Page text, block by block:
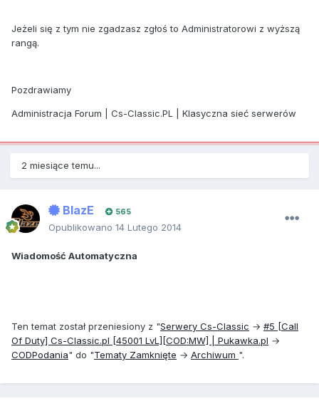
Jeżeli się z tym nie zgadzasz zgłoś to Administratorowi z wyższą
rangą.
Pozdrawiamy
Administracja Forum | Cs-Classic.PL | Klasyczna sieć serwerów
2 miesiące temu...
BlazE 565
Opublikowano 14 Lutego 2014
Wiadomość Automatyczna
Ten temat został przeniesiony z "Serwery Cs-Classic → #5 [Call
Of Duty] Cs-Classic.pl [45001 LvL][COD:MW] | Pukawka.pl →
CODPodania" do "Tematy Zamknięte → Archiwum ".